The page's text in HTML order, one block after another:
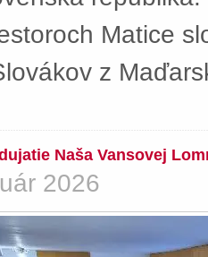
Matice
z
Naša Vansovej
2026